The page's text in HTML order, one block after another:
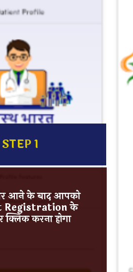
STEP 1
आने के बाद आपको
Registration के
क्लिक करना होगा